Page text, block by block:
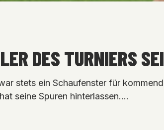
DES TURNIERS
stets ein Schaufenster für
seine Spuren hinterlassen.…